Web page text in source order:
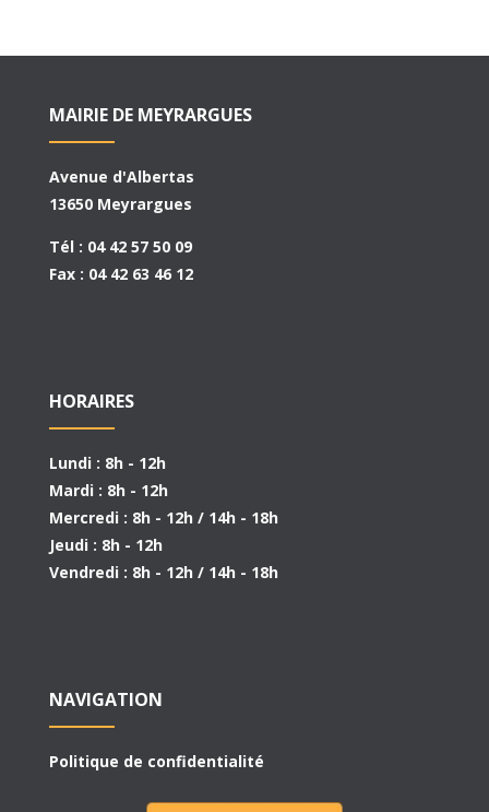
MAIRIE DE MEYRARGUES
Avenue d'Albertas
13650 Meyrargues
Tél : 04 42 57 50 09
Fax : 04 42 63 46 12
HORAIRES
Lundi : 8h - 12h
Mardi : 8h - 12h
Mercredi : 8h - 12h / 14h - 18h
Jeudi : 8h - 12h
Vendredi : 8h - 12h / 14h - 18h
NAVIGATION
Politique de confidentialité